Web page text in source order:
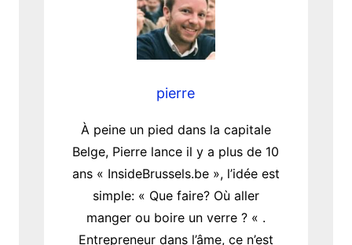
pierre
À peine un pied dans la capitale
Belge, Pierre lance il y a plus de 10
ans « InsideBrussels.be », l’idée est
simple: « Que faire? Où aller
manger ou boire un verre ? « .
Entrepreneur dans l’âme, ce n’est